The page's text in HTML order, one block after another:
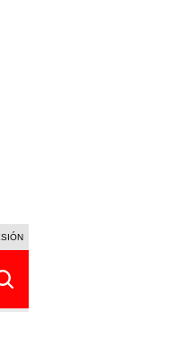
ALBERTO BENAVIDES